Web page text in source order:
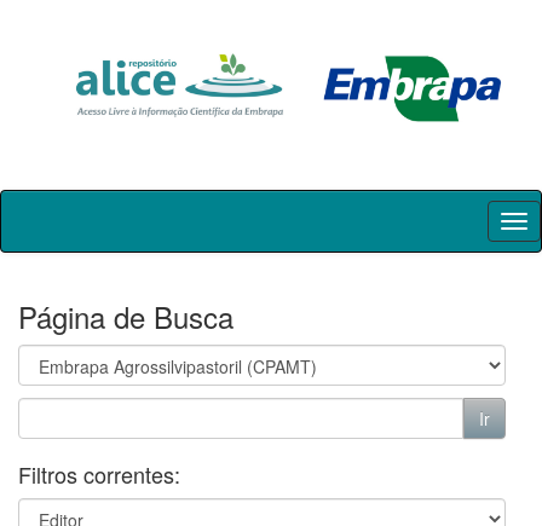
Skip
Página de Busca
Filtros correntes: